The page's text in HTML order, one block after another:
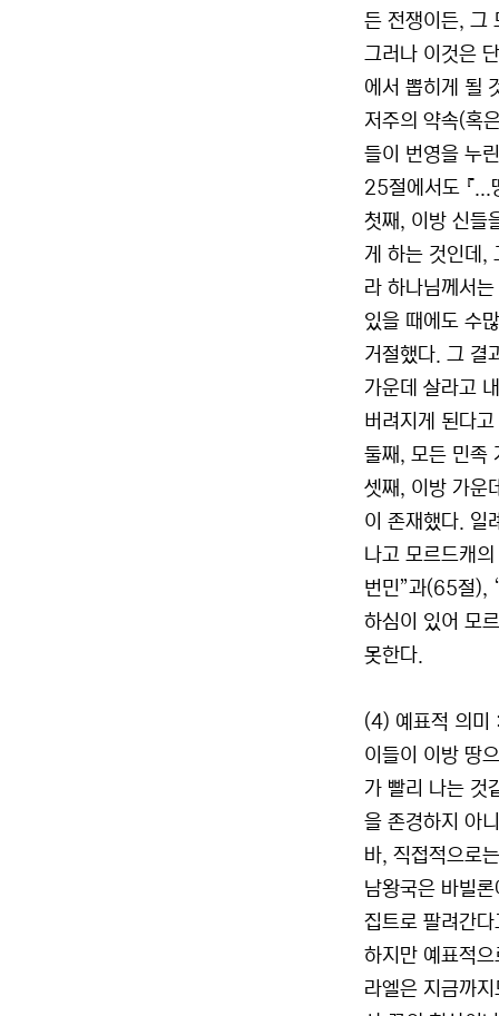
든 전쟁이든,
그러나 이것은
에서 뽑히게 될
저주의 약속(혹
들이 번영을 누
25절에서도 『
첫째, 이방 신들
게 하는 것인데,
라 하나님께서
있을 때에도 수
거절했다. 그 결
가운데 살라고
버려지게 된다
둘째, 모든 민족
셋째, 이방 가운
이 존재했다. 일
나고 모르드캐
번민”과(65절),
하심이 있어 모
못한다.
(4) 예표적 의미
이들이 이방 땅
가 빨리 나는 것
을 존경하지 아
바, 직접적으로
남왕국은 바빌
집트로 팔려간
하지만 예표적
라엘은 지금까